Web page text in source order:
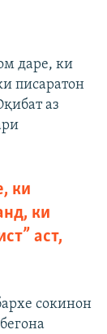
даре, ки
писаратон
аз
ки
ки
аст,
сокинон